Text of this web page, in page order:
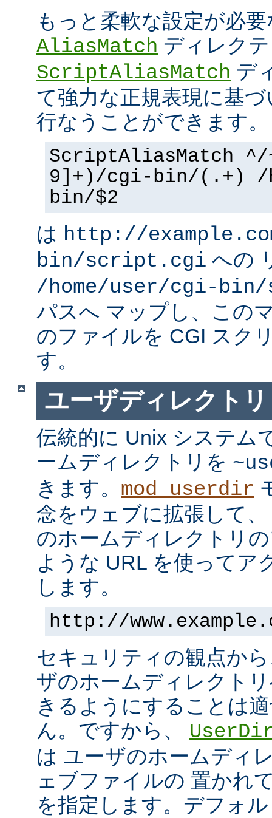
もっと柔軟な設定が必
AliasMatch ディレク
ScriptAliasMatch デ
て強力な正規表現に基
行なうことができます
ScriptAliasMatch
9]+)/cgi-bin/(.+) /
bin/$2
は http://
bin/script.cgi への
/home/user/cgi-
パスへ マップし、この
のファイルを CGI スク
す。
ユーザディレクトリ
伝統的に Unix システム
ームディレクトリを
きます。 mod_userdir
念をウェブに拡張して
のホームディレクトリ
ような URL を使ってア
します。
http://
セキュリティの観点か
ザのホームディレクト
きるようにすることは
ん。ですから、
は ユーザのホームディ
ェブファイルの 置かれ
を指定します。デフォ